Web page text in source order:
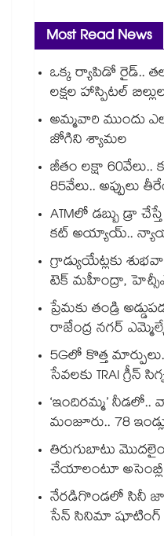
Most Read News
ఒక్క ర్యాపిడో రైడ్..
లక్షల హాస్పిటల్
అమ్మవారి ముందు
జోగిని శ్యామల
జీతం లక్షా 60వేలు..
85వేలు.. అప్పులు
ATMలో డబ్బు డ్రా
కట్ అయ్యాయ్..
గ్రాడ్యుయేట్లకు
టెక్ మహీంద్రా,
ప్రేమకు తండ్రి
రాజేంద్ర నగర్
5Gలో కొత్త
సేవలకు TRAI గ్రీన్
‘ఇందిరమ్మ’ నీడలో..
మంజూరు.. 78
తిరుగుబాటు
చేయాలంటూ అసెంబ్లీ
నేరడిగొండలో సినీ
సేన్ సినిమా షూటింగ్